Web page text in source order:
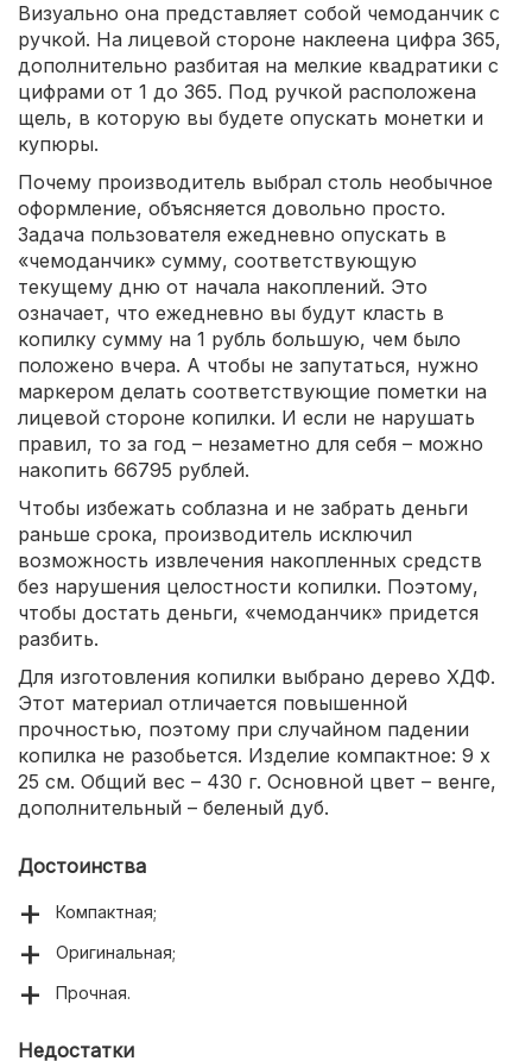
Визуально она представляет собой чемоданчик с
ручкой. На лицевой стороне наклеена цифра 365,
дополнительно разбитая на мелкие квадратики с
цифрами от 1 до 365. Под ручкой расположена
щель, в которую вы будете опускать монетки и
купюры.
Почему производитель выбрал столь необычное
оформление, объясняется довольно просто.
Задача пользователя ежедневно опускать в
«чемоданчик» сумму, соответствующую
текущему дню от начала накоплений. Это
означает, что ежедневно вы будут класть в
копилку сумму на 1 рубль большую, чем было
положено вчера. А чтобы не запутаться, нужно
маркером делать соответствующие пометки на
лицевой стороне копилки. И если не нарушать
правил, то за год – незаметно для себя – можно
накопить 66795 рублей.
Чтобы избежать соблазна и не забрать деньги
раньше срока, производитель исключил
возможность извлечения накопленных средств
без нарушения целостности копилки. Поэтому,
чтобы достать деньги, «чемоданчик» придется
разбить.
Для изготовления копилки выбрано дерево ХДФ.
Этот материал отличается повышенной
прочностью, поэтому при случайном падении
копилка не разобьется. Изделие компактное: 9 х
25 см. Общий вес – 430 г. Основной цвет – венге,
дополнительный – беленый дуб.
Достоинства
Компактная;
Оригинальная;
Прочная.
Недостатки